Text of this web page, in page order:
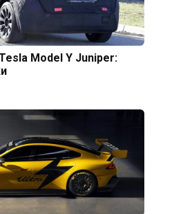
Model Y Juniper: